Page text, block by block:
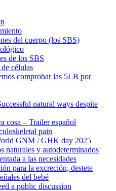
del cuerpo (los SBS)
de los SBS
células
comprobar las 5LB por
natural ways despite
cosa – Trailer español
pain
GNM / GHK day 2025
naturales y autodeterminados
a las necesidades
para la excreción, destete
del bebé
a public discussion